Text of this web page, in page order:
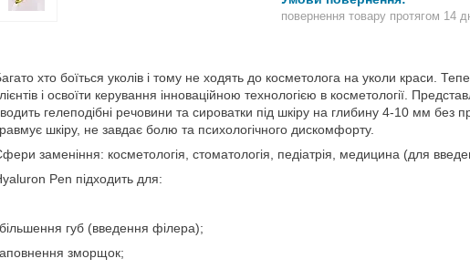
повернення товару протягом 14
хто боїться уколів і тому не ходять до косметолога на уколи краси.
і освоїти керування інноваційною технологією в косметології.
гелеподібні речовини та сироватки під шкіру на глибину 4-10 мм без
шкіру, не завдає болю та психологічного дискомфорту.
заменіння: косметологія, стоматологія, педіатрія, медицина (для
Pen підходить для:
губ (введення філера);
зморщок;